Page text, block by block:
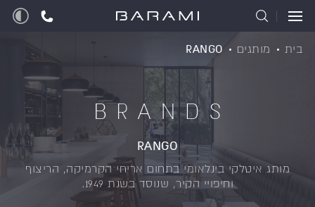
BRANDS
RANGO
מותג איטלקי בינלאומי בתחום אריחי הקרמיקה, הריצוף
וחיפויי הקיר, שנוסד בשנת 1949.
בית מותגים RANGO